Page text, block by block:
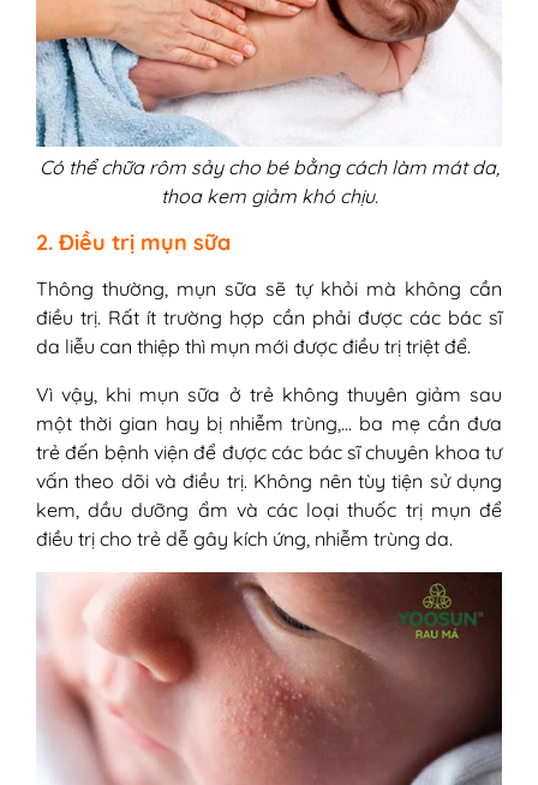
Có thể chữa rôm sảy cho bé bằng cách làm mát da,
thoa kem giảm khó chịu.
2. Điều trị mụn sữa
Thông thường, mụn sữa sẽ tự khỏi mà không cần
điều trị. Rất ít trường hợp cần phải được các bác sĩ
da liễu can thiệp thì mụn mới được điều trị triệt để.
Vì vậy, khi mụn sữa ở trẻ không thuyên giảm sau
một thời gian hay bị nhiễm trùng,… ba mẹ cần đưa
trẻ đến bệnh viện để được các bác sĩ chuyên khoa tư
vấn theo dõi và điều trị. Không nên tùy tiện sử dụng
kem, dầu dưỡng ẩm và các loại thuốc trị mụn để
điều trị cho trẻ dễ gây kích ứng, nhiễm trùng da.